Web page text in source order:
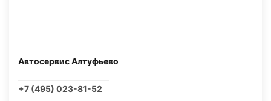
Автосервис Алтуфьево
+7 (495) 023-81-52